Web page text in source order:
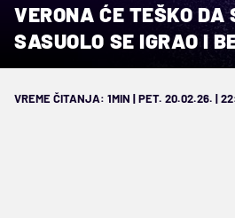
VERONA ĆE TEŠKO DA
SASUOLO SE IGRAO I
VREME ČITANJA: 1MIN | PET. 20.02.26. |